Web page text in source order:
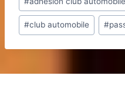
de
la#club automobile #